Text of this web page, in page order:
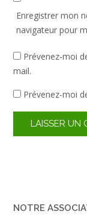
Enregistrer mon
navigateur pour
Prévenez-moi
mail.
Prévenez-moi
NOTRE